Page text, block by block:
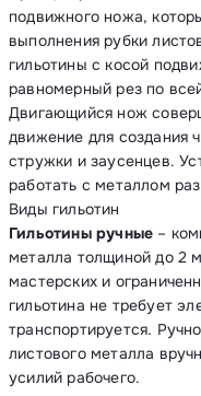
подвижного ножа,
выполнения рубки
гильотины с косой
равномерный рез по
Двигающийся нож
движение для создания
стружки и заусенцев.
работать с металлом
Виды гильотин
Гильотины ручные –
металла толщиной до 2
мастерских и
гильотина не требует
транспортируется.
листового металла
усилий рабочего.